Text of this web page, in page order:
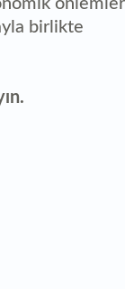
önlemler
birlikte